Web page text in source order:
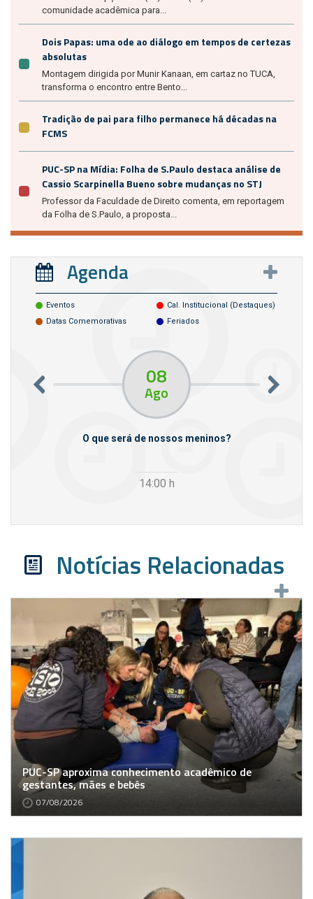
comunidade acadêmica para...
Dois Papas: uma ode ao diálogo em tempos de certezas
absolutas
Montagem dirigida por Munir Kanaan, em cartaz no TUCA,
transforma o encontro entre Bento...
Tradição de pai para filho permanece há décadas na
FCMS
PUC-SP na Mídia: Folha de S.Paulo destaca análise de
Cassio Scarpinella Bueno sobre mudanças no STJ
Professor da Faculdade de Direito comenta, em reportagem
da Folha de S.Paulo, a proposta...
Agenda
Eventos
Cal. Institucional (destaques)
Datas Comemorativas
Feriados
08
Ago
O que será de nossos meninos?
14:00 h
Notícias Relacionadas
PUC-SP aproxima conhecimento acadêmico de
gestantes, mães e bebês
07/08/2026